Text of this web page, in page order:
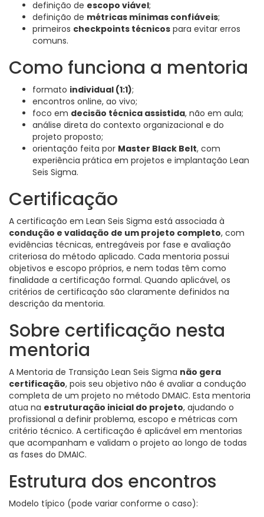
definição de escopo viável;
definição de métricas mínimas confiáveis;
primeiros checkpoints técnicos para evitar erros
comuns.
Como funciona a mentoria
formato individual (1:1);
encontros online, ao vivo;
foco em decisão técnica assistida, não em aula;
análise direta do contexto organizacional e do
projeto proposto;
orientação feita por Master Black Belt, com
experiência prática em projetos e implantação Lean
Seis Sigma.
Certificação
A certificação em Lean Seis Sigma está associada à
condução e validação de um projeto completo, com
evidências técnicas, entregáveis por fase e avaliação
criteriosa do método aplicado. Cada mentoria possui
objetivos e escopo próprios, e nem todas têm como
finalidade a certificação formal. Quando aplicável, os
critérios de certificação são claramente definidos na
descrição da mentoria.
Sobre certificação nesta
mentoria
A Mentoria de Transição Lean Seis Sigma não gera
certificação, pois seu objetivo não é avaliar a condução
completa de um projeto no método DMAIC. Esta mentoria
atua na estruturação inicial do projeto, ajudando o
profissional a definir problema, escopo e métricas com
critério técnico. A certificação é aplicável em mentorias
que acompanham e validam o projeto ao longo de todas
as fases do DMAIC.
Estrutura dos encontros
Modelo típico (pode variar conforme o caso):